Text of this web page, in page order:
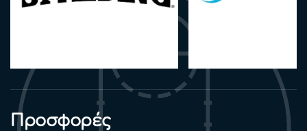
Προσφορές